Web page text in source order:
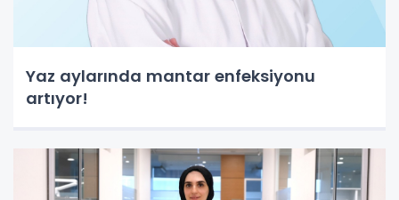
Yaz aylarında mantar enfeksiyonu
artıyor!